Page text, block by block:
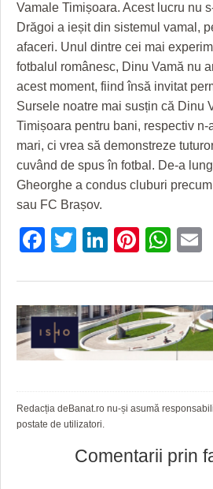
FINANŢĂRI DE LA A LA Z
PE SURSE
CLIPURI VIDEO
JOCURI ONLINE
CULTURA
INVATAMANT
JUSTITIE
FILME DOCUMENTARE
CLIPURI VIDEO
JOCURI ONLINE
DIVERSE
FARMACII DIN TIMIŞOARA
HARTA TIMIŞOAREI
LICEE, ŞCOLI ŞI GRĂDINIŢE DIN
PRIMĂRIILE DIN TIMIŞ
SFATURI JURIDICE
Vamale Timișoara. Acest lucru nu
Drăgoi a ieșit din sistemul vamal,
afaceri. Unul dintre cei mai
fotbalul românesc, Dinu Vamă nu
acest moment, fiind însă invitat
Sursele noatre mai susțin că Dinu
Timișoara pentru bani, respectiv
mari, ci vrea să demonstreze
cuvând de spus în fotbal. De-a
Gheorghe a condus cluburi
sau FC Brașov.
Facebook
Twitter
LinkedIn
Redacția deBanat.ro nu-și asumă
postate de utilizatori.
Comentarii prin